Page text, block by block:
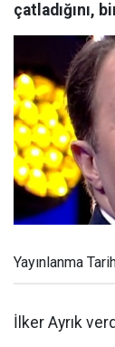
çatladığını,
Yayınlanma
İlker Ayrık